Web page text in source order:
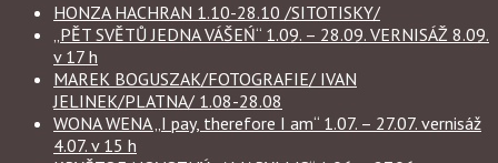
HONZA HACHRAN 1.10-28.10 /SITOTISKY/
„PĚT SVĚTŮ JEDNA VÁŠEŃ“ 1.09. – 28.09. VERNISÁŽ 8.09.
v 17 h
MAREK BOGUSZAK/FOTOGRAFIE/ IVAN
JELINEK/PLATNA/ 1.08-28.08
WONA WENA „I pay, therefore I am“ 1.07. – 27.07. vernisáž
4.07. v 15 h